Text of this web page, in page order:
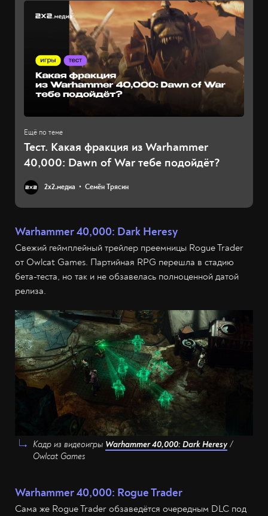
Тест. Какая фракция из Warhammer
40,000: Dawn of War тебе подойдёт?
2х2.медиа Семён Трясин
Warhammer 40,000: Dark Heresy
Свежий геймплейный трейлер преемницы Rogue Trader
от Owlcat Games. Партийная RPG перешла в стадию
бета-теста, но так и не обзавелась полноценной датой
релиза.
Кадр из видеоигры Warhammer 40,000: Dark Heresy /
Owlcat Games
Warhammer 40,000: Rogue Trader
Сама же Rogue Trader обзаведётся очередным DLC под